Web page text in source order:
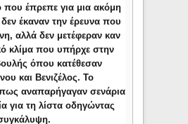
που έπρεπε για μια ακόμη
έκαναν την έρευνα που
αλλά δεν μετέφεραν καν
κλίμα που υπήρχε στην
όπου κατέθεσαν
και Βενιζέλος. Το
πως αναπαρήγαγαν σενάρια
για τη λίστα οδηγώντας